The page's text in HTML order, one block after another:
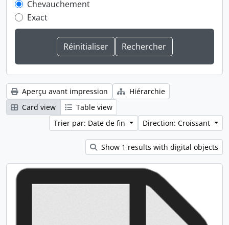
Chevauchement
Exact
Aperçu avant impression
Hiérarchie
Card view
Table view
Trier par: Date de fin
Direction: Croissant
Show 1 results with digital objects